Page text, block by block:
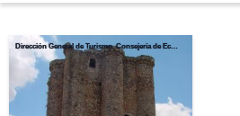
Dirección General de Turismo. Consejería de Economía e Innovación Tecnológica. Comunidad de Madrid